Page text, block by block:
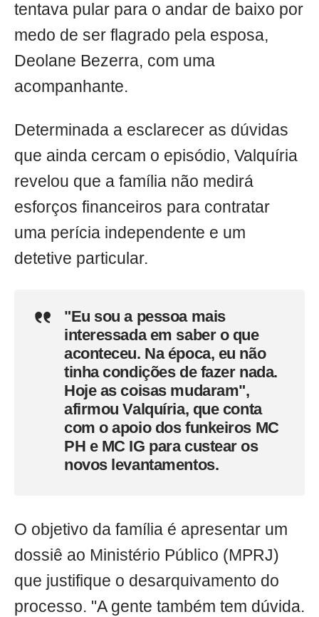
tentava pular para o andar de baixo por
medo de ser flagrado pela esposa,
Deolane Bezerra, com uma
acompanhante.
Determinada a esclarecer as dúvidas
que ainda cercam o episódio, Valquíria
revelou que a família não medirá
esforços financeiros para contratar
uma perícia independente e um
detetive particular.
"Eu sou a pessoa mais
interessada em saber o que
aconteceu. Na época, eu não
tinha condições de fazer nada.
Hoje as coisas mudaram",
afirmou Valquíria, que conta
com o apoio dos funkeiros MC
PH e MC IG para custear os
novos levantamentos.
O objetivo da família é apresentar um
dossiê ao Ministério Público (MPRJ)
que justifique o desarquivamento do
processo. "A gente também tem dúvida.